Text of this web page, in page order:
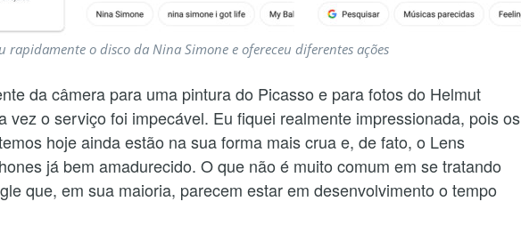
rapidamente o disco da Nina Simone e ofereceu diferentes ações
da câmera para uma pintura do Picasso e para fotos do Helmut
vez o serviço foi impecável. Eu fiquei realmente impressionada, pois os
hoje ainda estão na sua forma mais crua e, de fato, o Lens
já bem amadurecido. O que não é muito comum em se tratando
que, em sua maioria, parecem estar em desenvolvimento o tempo